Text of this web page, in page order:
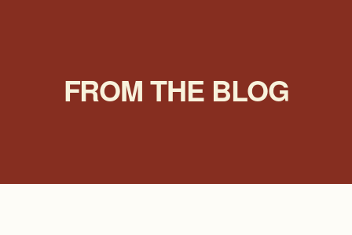
FROM THE BLOG